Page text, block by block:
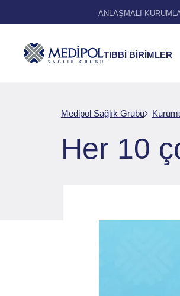
ANLAŞMALI
TIBBİ BİRİMLER
Medipol Sağlık Grubu
Her 10